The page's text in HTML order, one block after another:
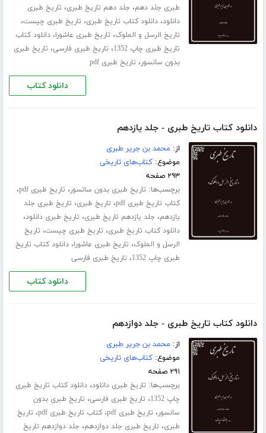
طبری جلد ‌دهم، جلد دهم تاریخ طبری، تاریخ طبری
دانلود،دانلود کتاب تاریخ طبری، تاریخ طبری چیست،
تاریخ الرسل و الملوک، تاریخ طبری عاشورا،دانلود کتاب
تاریخ طبری چاپ 1352
، تاریخ طبری فارسی، تاریخ طبری
بدون سانسور، تاریخ طبری pdf
دانلود کتاب
دانلود کتاب تاریخ طبری - جلد یازدهم
از: محمد بن جریر طبری
موضوع:کتاب‌های تاریخی
۲۹۳ صفحه
برچسب‌ها: تاریخ طبری بدون سانسور، تاریخ طبری pdf ،
کتاب تاریخ طبری pdf ، تاریخ طبری، تاریخ طبری جلد
‌یازدهم، جلد یازدهم تاریخ طبری، تاریخ طبری دانلود،
دانلود کتاب تاریخ طبری، تاریخ طبری چیست، تاریخ
الرسل و الملوک، تاریخ طبری عاشورا،دانلود کتاب تاریخ
طبری چاپ 1352
، تاریخ طبری فارسی
دانلود کتاب
دانلود کتاب تاریخ طبری - جلد دوازدهم
از: محمد بن جریر طبری
موضوع:کتاب‌های تاریخی
۲۹۱ صفحه
برچسب‌ها: تاریخ طبری دانلود،دانلود کتاب تاریخ طبری
چاپ 1352
، تاریخ طبری فارسی، تاریخ طبری بدون
سانسور، تاریخ طبری pdf ،کتاب تاریخ طبری pdf ، تاریخ
طبری، تاریخ طبری جلد ‌دوازدهم، جلد دوازدهم تاریخ